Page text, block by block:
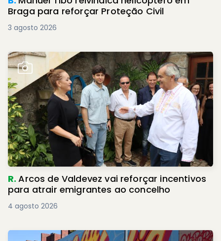
Braga para reforçar Proteção Civil
3 agosto 2026
R.Arcos de Valdevez vai reforçar incentivos
para atrair emigrantes ao concelho
4 agosto 2026